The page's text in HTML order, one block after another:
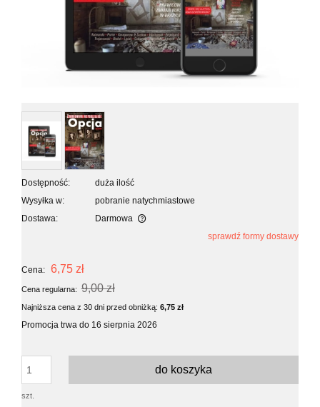
Dostępność:
duża ilość
Wysyłka w:
pobranie natychmiastowe
Dostawa:
Darmowa
sprawdź formy dostawy
Cena: 6,75 zł
Cena regularna: 9,00 zł
Najniższa cena z 30 dni przed obniżką: 6,75 zł
Promocja trwa do 16 sierpnia 2026
szt.
do koszyka